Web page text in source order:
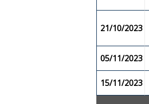
21/10/2023
05/11/2023
15/11/2023